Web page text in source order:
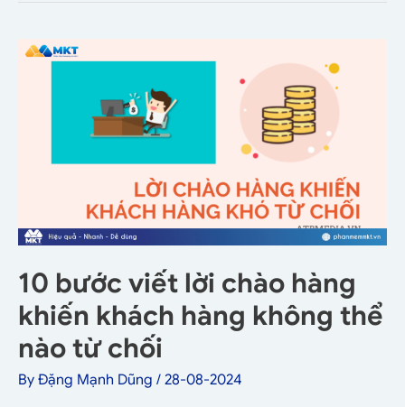
10 bước viết lời chào hàng
khiến khách hàng không thể
nào từ chối
By Đặng Mạnh Dũng / 28-08-2024